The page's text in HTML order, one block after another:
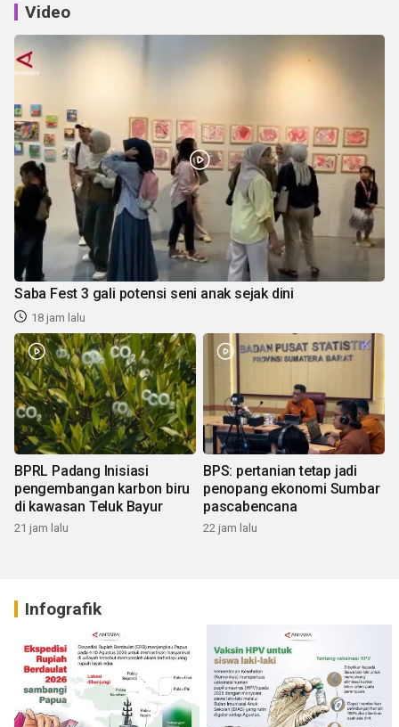
Video
Saba Fest 3 gali potensi seni anak sejak dini
18 jam lalu
BPRL Padang Inisiasi
pengembangan karbon biru
di kawasan Teluk Bayur
21 jam lalu
BPS: pertanian tetap jadi
penopang ekonomi Sumbar
pascabencana
22 jam lalu
Infografik